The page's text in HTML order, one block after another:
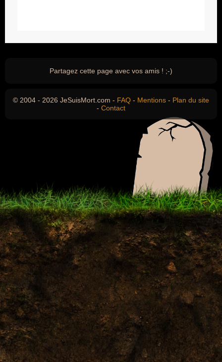
Partagez cette page avec vos amis ! ;-)
© 2004 - 2026 JeSuisMort.com - FAQ - Mentions - Plan du site
- Contact